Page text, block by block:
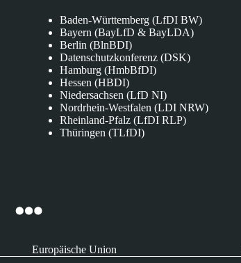
Baden-Württemberg (LfDI BW)
Bayern (BayLfD & BayLDA)
Berlin (BlnBDI)
Datenschutzkonferenz (DSK)
Hamburg (HmbBfDI)
Hessen (HBDI)
Niedersachsen (LfD NI)
Nordrhein-Westfalen (LDI NRW)
Rheinland-Pfalz (LfDI RLP)
Thüringen (TLfDI)
Europäische Union